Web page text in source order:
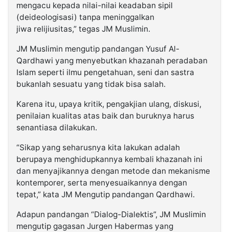
mengacu kepada nilai-nilai keadaban sipil
(deideologisasi) tanpa meninggalkan
jiwa relijiusitas,” tegas JM Muslimin.
JM Muslimin mengutip pandangan Yusuf Al-
Qardhawi yang menyebutkan khazanah peradaban
Islam seperti ilmu pengetahuan, seni dan sastra
bukanlah sesuatu yang tidak bisa salah.
Karena itu, upaya kritik, pengakjian ulang, diskusi,
penilaian kualitas atas baik dan buruknya harus
senantiasa dilakukan.
“Sikap yang seharusnya kita lakukan adalah
berupaya menghidupkannya kembali khazanah ini
dan menyajikannya dengan metode dan mekanisme
kontemporer, serta menyesuaikannya dengan
tepat,” kata JM Mengutip pandangan Qardhawi.
Adapun pandangan “Dialog-Dialektis”, JM Muslimin
mengutip gagasan Jurgen Habermas yang